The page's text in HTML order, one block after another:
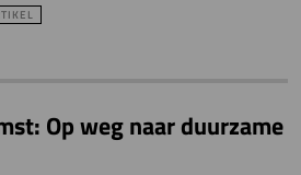
Op weg naar duurzame